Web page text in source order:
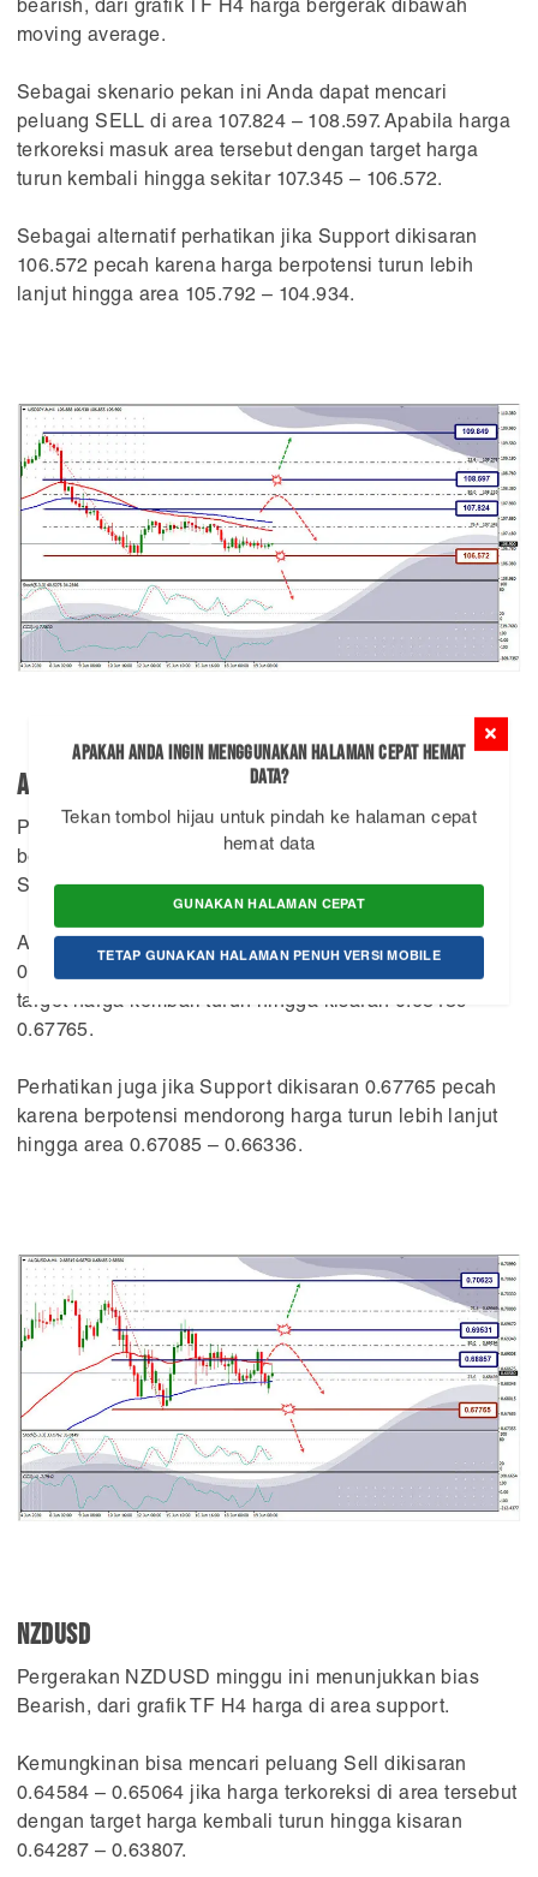
Data?
hemat data
GUNAKAN HALAMAN CEPAT
bearish, dari grafik TF H4 harga bergerak dibawah
moving average.
Sebagai skenario pekan ini Anda dapat mencari
peluang SELL di area 107.824 – 108.597. Apabila harga
terkoreksi masuk area tersebut dengan target harga
turun kembali hingga sekitar 107.345 – 106.572.
Sebagai alternatif perhatikan jika Support dikisaran
106.572 pecah karena harga berpotensi turun lebih
lanjut hingga area 105.792 – 104.934.
AUDUSD
Pergerakan AUDUSD minggu ini bergerak dalam bias
bearish, dari grafik TF H4 harga bergerak di area
Support.
Anda bisa mencari peluang Sell dikisaran 0.68857 –
0.69531 jika harga terkoreksi di area tersebut dengan
target harga kembali turun hingga kisaran 0.68439 –
0.67765.
Perhatikan juga jika Support dikisaran 0.67765 pecah
karena berpotensi mendorong harga turun lebih lanjut
hingga area 0.67085 – 0.66336.
NZDUSD
Pergerakan NZDUSD minggu ini menunjukkan bias
Bearish, dari grafik TF H4 harga di area support.
Kemungkinan bisa mencari peluang Sell dikisaran
0.64584 – 0.65064 jika harga terkoreksi di area tersebut
dengan target harga kembali turun hingga kisaran
0.64287 – 0.63807.